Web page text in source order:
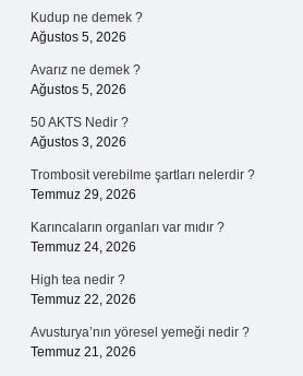
Kudup ne demek ?
Ağustos 5, 2026
Avarız ne demek ?
Ağustos 5, 2026
50 AKTS Nedir ?
Ağustos 3, 2026
Trombosit verebilme şartları nelerdir ?
Temmuz 29, 2026
Karıncaların organları var mıdır ?
Temmuz 24, 2026
High tea nedir ?
Temmuz 22, 2026
Avusturya’nın yöresel yemeği nedir ?
Temmuz 21, 2026